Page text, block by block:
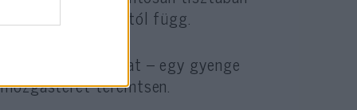
támogatásától függ.
látszatmozdulat – egy gyenge
teremtsen.